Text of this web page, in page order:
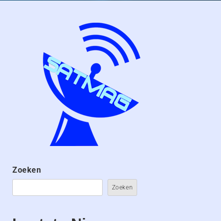
Zoeken
Zoeken